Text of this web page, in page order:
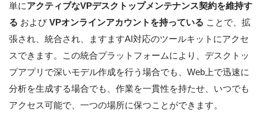
単にアクティブなVPデスクトップメンテナンス契約を維持す
る および VPオンラインアカウントを持っている ことで、拡
張され、統合され、ますますAI対応のツールキットにアクセ
スできます。この統合プラットフォームにより、デスクトッ
プアプリで深いモデル作成を行う場合でも、Web上で迅速に
分析を生成する場合でも、作業を一貫性を持たせ、いつでも
アクセス可能で、一つの場所に保つことができます。